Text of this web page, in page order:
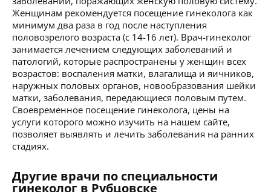
Женщинам рекомендуется посещение гинеколога как
минимум два раза в год после наступления
половозрелого возраста (с 14-16 лет). Врач-гинеколог
занимается лечением следующих заболеваний и
патологий, которые распространены у женщин всех
возрастов: воспаления матки, влагалища и яичников,
наружных половых органов, новообразования шейки
матки, заболевания, передающиеся половым путем.
Своевременное посещение гинеколога, цены на
услуги которого можно изучить на нашем сайте,
позволяет выявлять и лечить заболевания на ранних
стадиях.
Другие врачи по специальности
гинеколог в Рубцовске